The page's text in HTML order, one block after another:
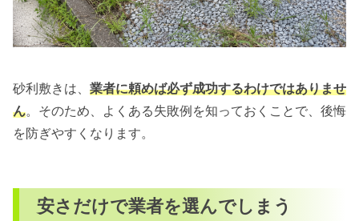
砂利敷きは、 業者に頼めば必ず成功するわけではありませ
ん。そのため、よくある失敗例を知っておくことで、後悔
を防ぎやすくなります。
安さだけで業者を選んでしまう